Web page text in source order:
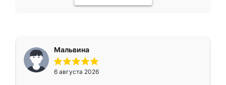
Мальвина
6 августа 2026